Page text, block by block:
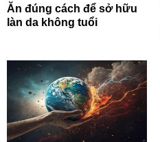
Ăn đúng cách để sở hữu
làn da không tuổi